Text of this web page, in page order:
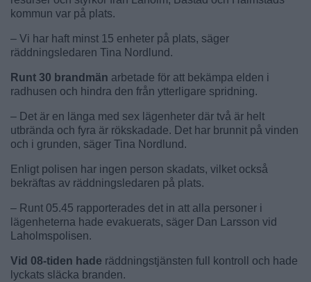
kommun var på plats.
– Vi har haft minst 15 enheter på plats, säger
räddningsledaren Tina Nordlund.
Runt 30 brandmän arbetade för att bekämpa elden i
radhusen och hindra den från ytterligare spridning.
– Det är en länga med sex lägenheter där två är helt
utbrända och fyra är rökskadade. Det har brunnit på vinden
och i grunden, säger Tina Nordlund.
Enligt polisen har ingen person skadats, vilket också
bekräftas av räddningsledaren på plats.
– Runt 05.45 rapporterades det in att alla personer i
lägenheterna hade evakuerats, säger Dan Larsson vid
Laholmspolisen.
Vid 08-tiden hade räddningstjänsten full kontroll och hade
lyckats släcka branden.